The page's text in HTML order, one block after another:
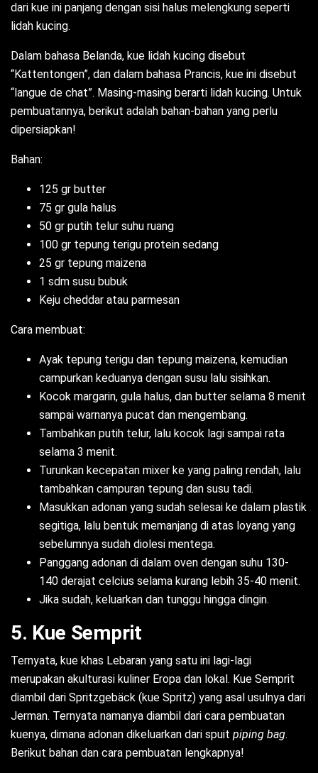
dari kue ini panjang dengan sisi halus melengkung seperti
lidah kucing.
Dalam bahasa Belanda, kue lidah kucing disebut
“Kattentongen”, dan dalam bahasa Prancis, kue ini disebut
“langue de chat”. Masing-masing berarti lidah kucing. Untuk
pembuatannya, berikut adalah bahan-bahan yang perlu
dipersiapkan!
Bahan:
125 gr butter
75 gr gula halus
50 gr putih telur suhu ruang
100 gr tepung terigu protein sedang
25 gr tepung maizena
1 sdm susu bubuk
Keju cheddar atau parmesan
Cara membuat:
Ayak tepung terigu dan tepung maizena, kemudian
campurkan keduanya dengan susu lalu sisihkan.
Kocok margarin, gula halus, dan butter selama 8 menit
sampai warnanya pucat dan mengembang.
Tambahkan putih telur, lalu kocok lagi sampai rata
selama 3 menit.
Turunkan kecepatan mixer ke yang paling rendah, lalu
tambahkan campuran tepung dan susu tadi.
Masukkan adonan yang sudah selesai ke dalam plastik
segitiga, lalu bentuk memanjang di atas loyang yang
sebelumnya sudah diolesi mentega.
Panggang adonan di dalam oven dengan suhu 130-
140 derajat celcius selama kurang lebih 35-40 menit.
Jika sudah, keluarkan dan tunggu hingga dingin.
5. Kue Semprit
Ternyata, kue khas Lebaran yang satu ini lagi-lagi
merupakan akulturasi kuliner Eropa dan lokal. Kue Semprit
diambil dari Spritzgebäck (kue Spritz) yang asal usulnya dari
Jerman. Ternyata namanya diambil dari cara pembuatan
kuenya, dimana adonan dikeluarkan dari spuit piping bag.
Berikut bahan dan cara pembuatan lengkapnya!